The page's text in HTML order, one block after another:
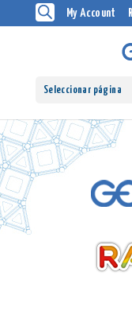
My Account
Seleccionar página